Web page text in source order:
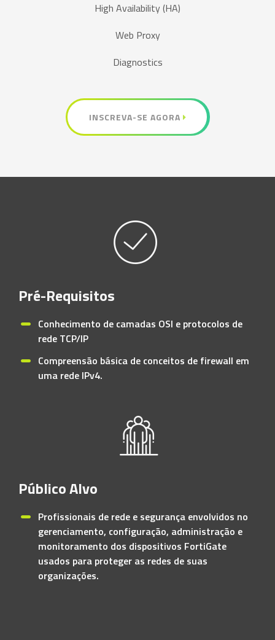
High Availability (HA)
Web Proxy
Diagnostics
INSCREVA-SE AGORA
Pré-Requisitos
Conhecimento de camadas OSI e protocolos de
rede TCP/IP
Compreensão básica de conceitos de firewall em
uma rede IPv4.
Público Alvo
Profissionais de rede e segurança envolvidos no
gerenciamento, configuração, administração e
monitoramento dos dispositivos FortiGate
usados para proteger as redes de suas
organizações.